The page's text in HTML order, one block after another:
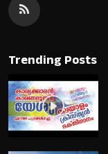
Trending Posts